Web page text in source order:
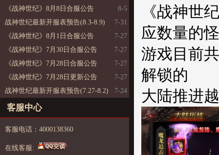
《战神世纪》8月8日合服公告
8-5
战神世纪最新开服表预告(8.3-8.9)
7-31
《战神世纪》8月1日合服公告
7-27
《战神世纪》7月30日合服公告
7-27
《战神世纪》7月28日合服公告
7-27
《战神世纪》7月28日更新公告
7-27
战神世纪最新开服表预告(7.27-8.2)
7-24
客服中心
客服电话：4000138360
在线客服:
《战神世
应数量的
游戏目前
解锁的
大陆推进